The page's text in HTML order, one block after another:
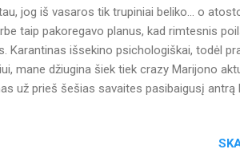
jog iš vasaros tik trupiniai beliko... o
taip pakoregavo planus, kad rimtesnis
Karantinas išsekino psichologiškai, todėl
mane džiugina šiek tiek crazy Marijono
už prieš šešias savaites pasibaigusį antrą
Juokdarys esu. Nekeičiant įpročių naivu